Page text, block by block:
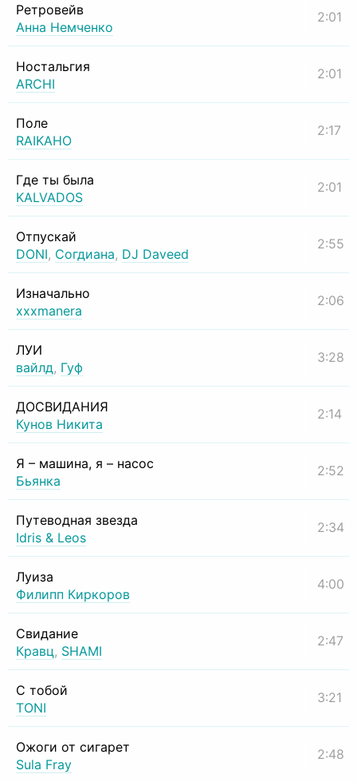
Ретровейв
Анна Немченко
2:01
Ностальгия
ARCHI
2:01
Поле
RAIKAHO
2:17
Где ты была
KALVADOS
2:01
Отпускай
DONI, Согдиана, DJ Daveed
2:55
Изначально
xxxmanera
2:06
ЛУИ
вайлд, Гуф
3:28
ДОСВИДАНИЯ
Кунов Никита
2:14
Я – машина, я – насос
Бьянка
2:52
Путеводная звезда
Idris & Leos
2:34
Луиза
Филипп Киркоров
4:00
Свидание
Кравц, SHAMI
2:47
С тобой
TONI
3:21
Ожоги от сигарет
Sula Fray
2:48